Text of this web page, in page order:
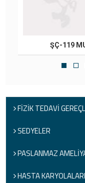
ŞÇ-119
FİZİK TEDAVİ
SEDYELER
PASLANMAZ
HASTA KARYOLALARI